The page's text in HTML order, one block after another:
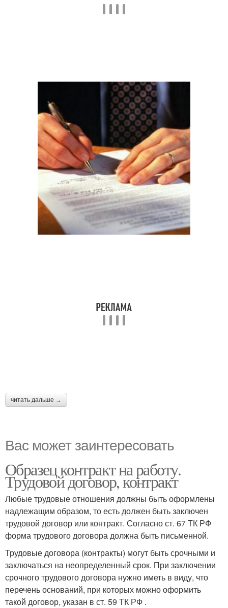
читать дальше →
Вас может заинтересовать
Образец контракт на работу.
Трудовой договор, контракт
Любые трудовые отношения должны быть оформлены
надлежащим образом, то есть должен быть заключен
трудовой договор или контракт. Согласно ст. 67 ТК РФ
форма трудового договора должна быть письменной.
Трудовые договора (контракты) могут быть срочными и
заключаться на неопределенный срок. При заключении
срочного трудового договора нужно иметь в виду, что
перечень оснований, при которых можно оформить
такой договор, указан в ст. 59 ТК РФ .